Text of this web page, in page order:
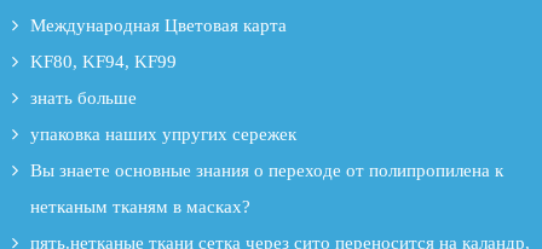
Международная Цветовая карта
KF80, KF94, KF99
знать больше
упаковка наших упругих сережек
Вы знаете основные знания о переходе от полипропилена к
нетканым тканям в масках?
пять.нетканые ткани сетка через сито переносится на каландр,